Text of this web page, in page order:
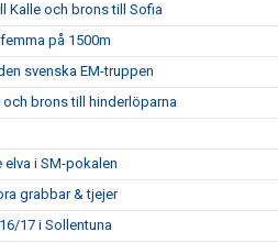
Kalle och brons till Sofia
på 1500m
svenska EM-truppen
brons till hinderlöparna
i SM-pokalen
grabbar & tjejer
17 i Sollentuna